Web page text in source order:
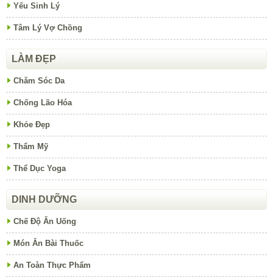
Yếu Sinh Lý
Tâm Lý Vợ Chồng
LÀM ĐẸP
Chăm Sóc Da
Chống Lão Hóa
Khỏe Đẹp
Thẩm Mỹ
Thể Dục Yoga
DINH DƯỠNG
Chế Độ Ăn Uống
Món Ăn Bài Thuốc
An Toàn Thực Phẩm